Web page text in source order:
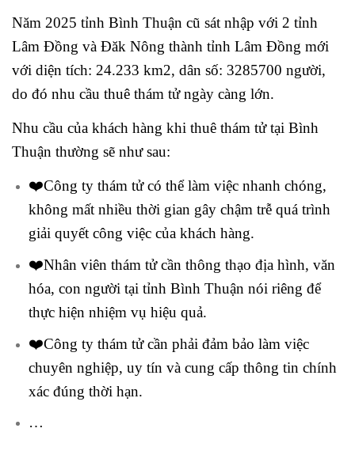
Năm 2025 tỉnh Bình Thuận cũ sát nhập với 2 tỉnh
Lâm Đồng và Đăk Nông thành tỉnh Lâm Đồng mới
với diện tích: 24.233 km2, dân số: 3285700 người,
do đó nhu cầu thuê thám tử ngày càng lớn.
Nhu cầu của khách hàng khi thuê thám tử tại Bình
Thuận thường sẽ như sau:
❤️Công ty thám tử có thể làm việc nhanh chóng,
không mất nhiều thời gian gây chậm trễ quá trình
giải quyết công việc của khách hàng.
❤️Nhân viên thám tử cần thông thạo địa hình, văn
hóa, con người tại tỉnh Bình Thuận nói riêng để
thực hiện nhiệm vụ hiệu quả.
❤️Công ty thám tử cần phải đảm bảo làm việc
chuyên nghiệp, uy tín và cung cấp thông tin chính
xác đúng thời hạn.
…